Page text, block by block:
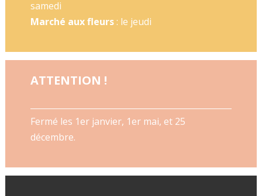
samedi
Marché aux fleurs: le jeudi
ATTENTION !
Fermé les 1er janvier, 1er mai, et 25
décembre.